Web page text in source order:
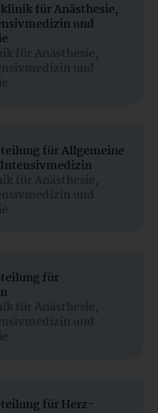
für Anästhesie,
und
für Anästhesie,
und
für Allgemeine
für Anästhesie,
und
für
für Anästhesie,
und
für Herz-